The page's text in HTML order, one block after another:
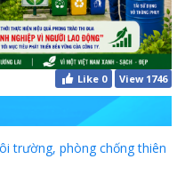
Like 0 View 1746
trường, phòng chống thiên